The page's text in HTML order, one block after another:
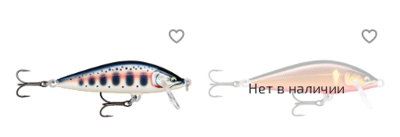
Нет в наличии